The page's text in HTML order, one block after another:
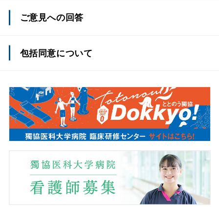
令和3年度獨協医科大学外部監査委員会報告
平成30年度獨協医科大学外部監査委員会報告
平成29年度獨協医科大学外部監査委員会報告
獨協医科大学病院だより
ご意見への回答
包括同意について